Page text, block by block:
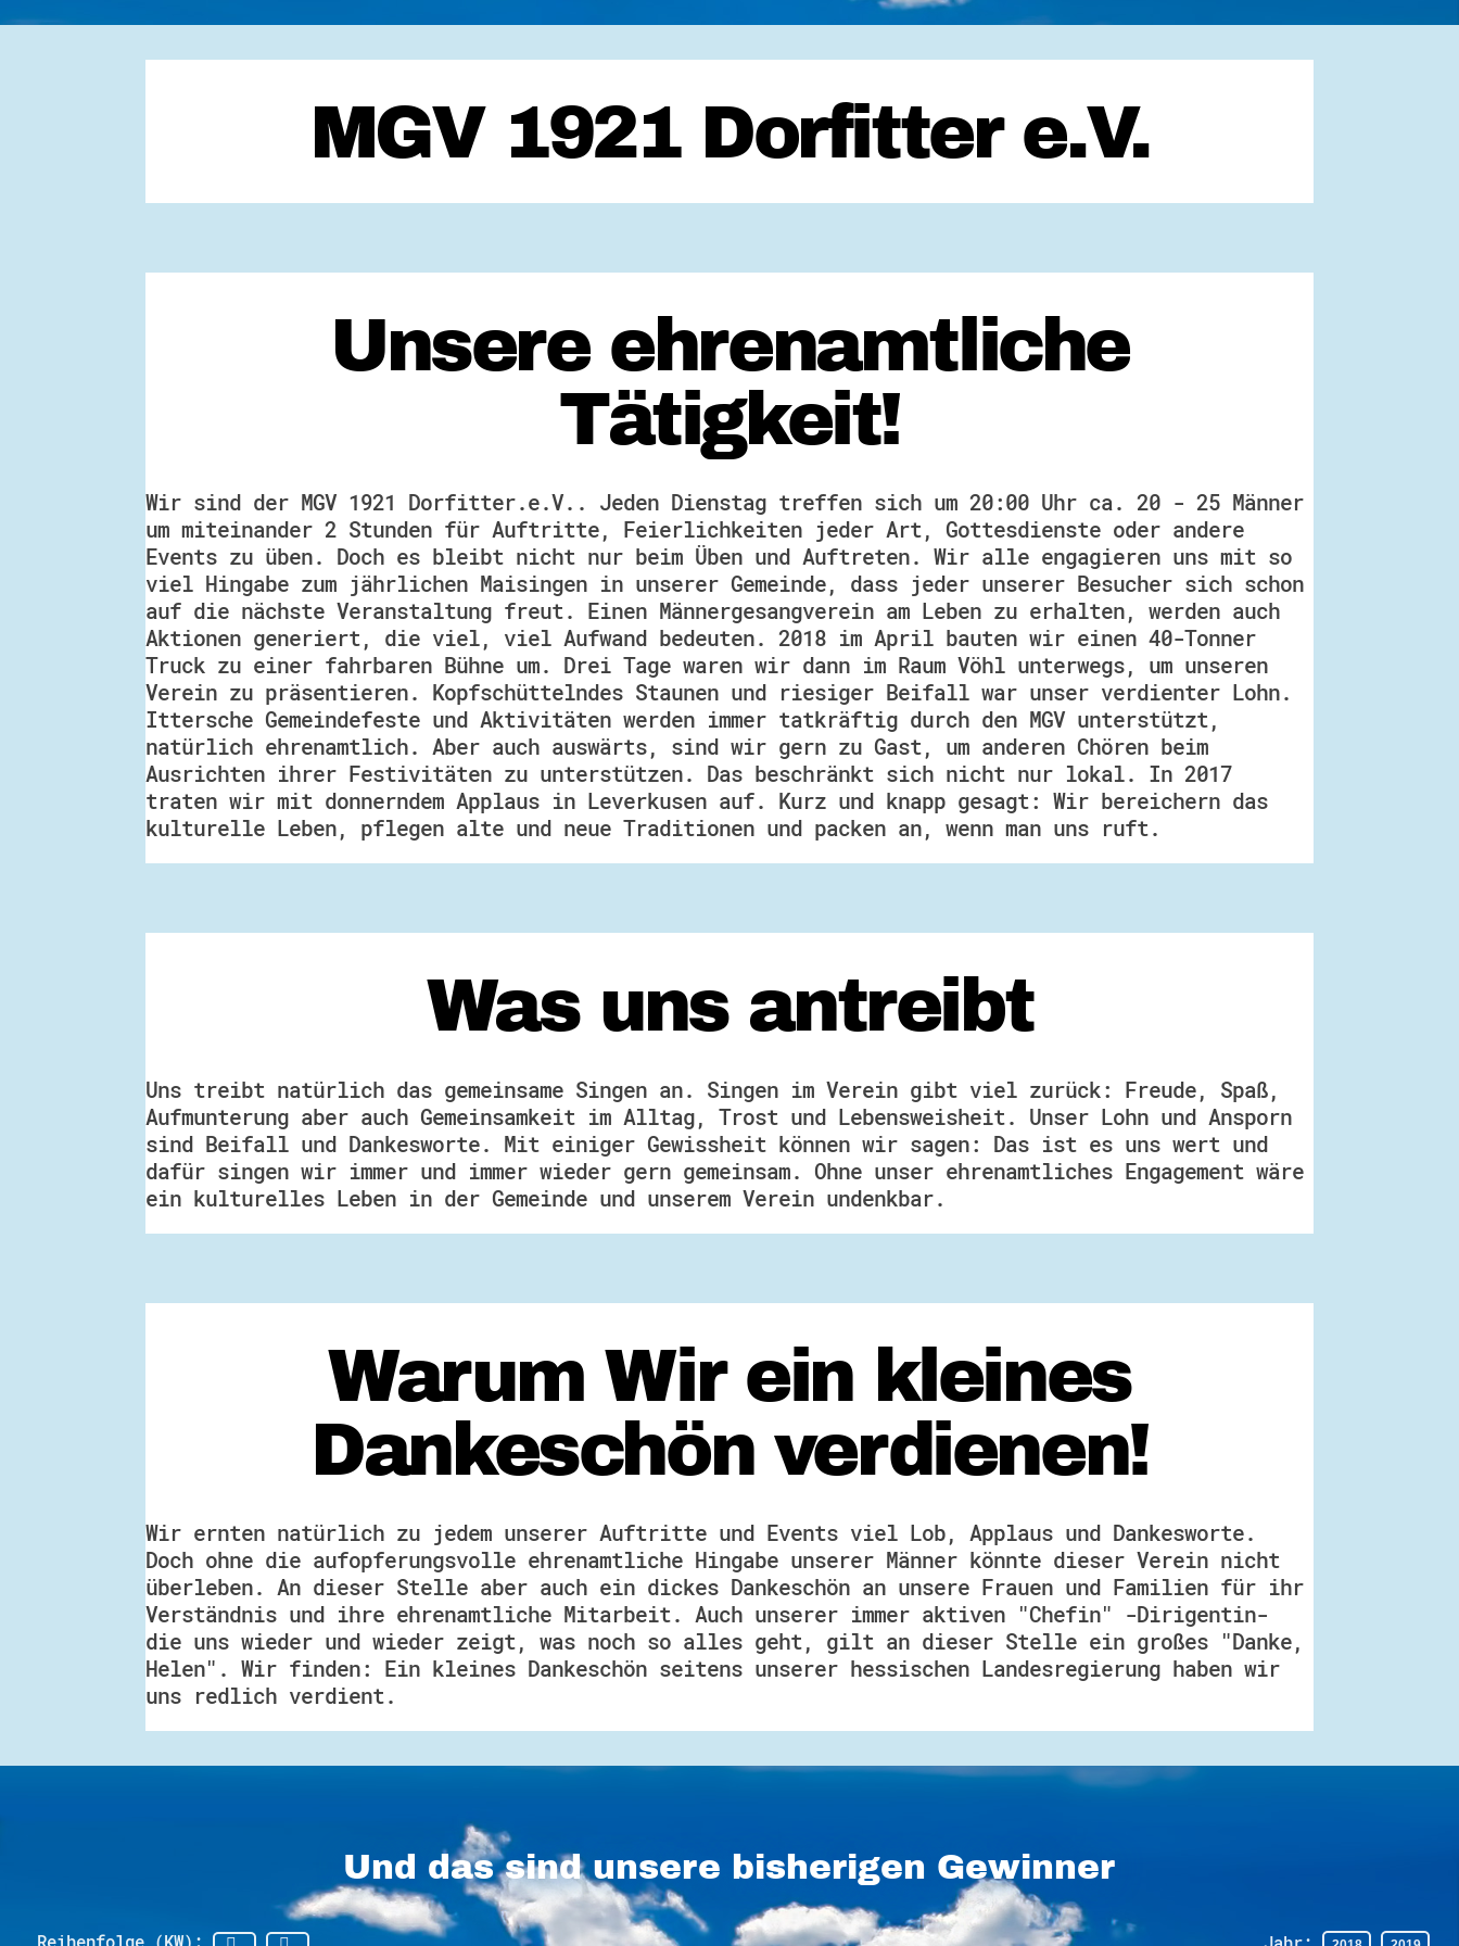
MGV 1921 Dorfitter e.V.
Unsere ehrenamtliche
Tätigkeit!
Wir sind der MGV 1921 Dorfitter.e.V.. Jeden Dienstag treffen sich um 20:00 Uhr ca. 20 - 25 Männer
um miteinander 2 Stunden für Auftritte, Feierlichkeiten jeder Art, Gottesdienste oder andere
Events zu üben. Doch es bleibt nicht nur beim Üben und Auftreten. Wir alle engagieren uns mit so
viel Hingabe zum jährlichen Maisingen in unserer Gemeinde, dass jeder unserer Besucher sich schon
auf die nächste Veranstaltung freut. Einen Männergesangverein am Leben zu erhalten, werden auch
Aktionen generiert, die viel, viel Aufwand bedeuten. 2018 im April bauten wir einen 40-Tonner
Truck zu einer fahrbaren Bühne um. Drei Tage waren wir dann im Raum Vöhl unterwegs, um unseren
Verein zu präsentieren. Kopfschüttelndes Staunen und riesiger Beifall war unser verdienter Lohn.
Ittersche Gemeindefeste und Aktivitäten werden immer tatkräftig durch den MGV unterstützt,
natürlich ehrenamtlich. Aber auch auswärts, sind wir gern zu Gast, um anderen Chören beim
Ausrichten ihrer Festivitäten zu unterstützen. Das beschränkt sich nicht nur lokal. In 2017
traten wir mit donnerndem Applaus in Leverkusen auf. Kurz und knapp gesagt: Wir bereichern das
kulturelle Leben, pflegen alte und neue Traditionen und packen an, wenn man uns ruft.
Was uns antreibt
Uns treibt natürlich das gemeinsame Singen an. Singen im Verein gibt viel zurück: Freude, Spaß,
Aufmunterung aber auch Gemeinsamkeit im Alltag, Trost und Lebensweisheit. Unser Lohn und Ansporn
sind Beifall und Dankesworte. Mit einiger Gewissheit können wir sagen: Das ist es uns wert und
dafür singen wir immer und immer wieder gern gemeinsam. Ohne unser ehrenamtliches Engagement wäre
ein kulturelles Leben in der Gemeinde und unserem Verein undenkbar.
Warum Wir ein kleines
Dankeschön verdienen!
Wir ernten natürlich zu jedem unserer Auftritte und Events viel Lob, Applaus und Dankesworte.
Doch ohne die aufopferungsvolle ehrenamtliche Hingabe unserer Männer könnte dieser Verein nicht
überleben. An dieser Stelle aber auch ein dickes Dankeschön an unsere Frauen und Familien für ihr
Verständnis und ihre ehrenamtliche Mitarbeit. Auch unserer immer aktiven "Chefin" -Dirigentin-
die uns wieder und wieder zeigt, was noch so alles geht, gilt an dieser Stelle ein großes "Danke,
Helen". Wir finden: Ein kleines Dankeschön seitens unserer hessischen Landesregierung haben wir
uns redlich verdient.
Und das sind unsere bisherigen Gewinner